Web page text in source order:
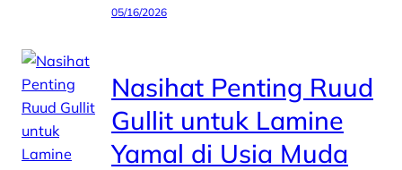
05/16/2026
Nasihat Penting Ruud
Gullit untuk Lamine
Yamal di Usia Muda